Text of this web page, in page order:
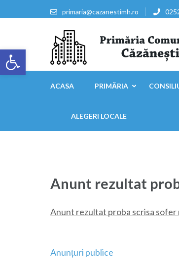
Deschide bara de unelte
la
(apasă
Enter)
primaria@cazanestimh.ro
Primaria
ACASA PRIMĂRIA
ALEGERI LOCALE
Anunt rezultat
Anunt rezultat proba scrisa
Navigare
Anunțuri publice